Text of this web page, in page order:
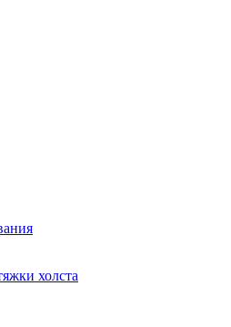
холста